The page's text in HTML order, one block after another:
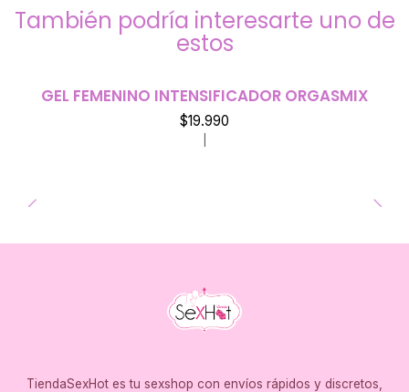
También podría interesarte uno de
estos
GEL FEMENINO INTENSIFICADOR ORGASMIX
$19.990
TiendaSexHot es tu sexshop con envíos rápidos y discretos,